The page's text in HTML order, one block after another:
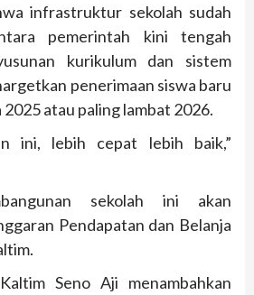
infrastruktur sekolah sudah
pemerintah kini tengah
kurikulum dan sistem
penerimaan siswa baru
atau paling lambat 2026.
ini, lebih cepat lebih baik,”
sekolah ini akan
Pendapatan dan Belanja
Seno Aji menambahkan